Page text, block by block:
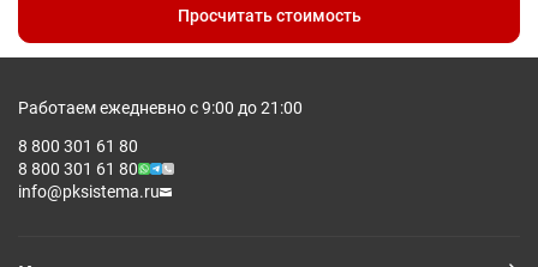
Просчитать стоимость
Работаем ежедневно с 9:00 до 21:00
8 800 301 61 80
8 800 301 61 80
info@pksistema.ru